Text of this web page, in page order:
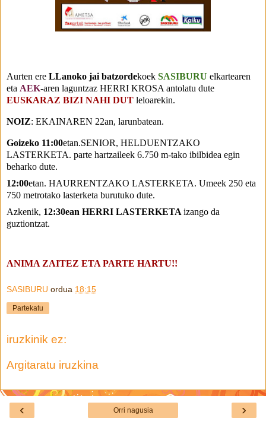
Aurten ere LLanoko jai batzordekoek SASIBURU elkartearen
eta AEK-aren laguntzaz HERRI KROSA antolatu dute
EUSKARAZ BIZI NAHI DUT leloarekin.
NOIZ: EKAINAREN 22an, larunbatean.
Goizeko 11:00etan.SENIOR, HELDUENTZAKO
LASTERKETA. parte hartzaileek 6.750 m-tako ibilbidea egin
beharko dute.
12:00etan. HAURRENTZAKO LASTERKETA. Umeek 250 eta
750 metrotako lasterketa burutuko dute.
Azkenik, 12:30ean HERRI LASTERKETA izango da
guztiontzat.
ANIMA ZAITEZ ETA PARTE HARTU!!
SASIBURU ordua 18:15
Partekatu
iruzkinik ez:
Argitaratu iruzkina
‹ ›
Orri nagusia